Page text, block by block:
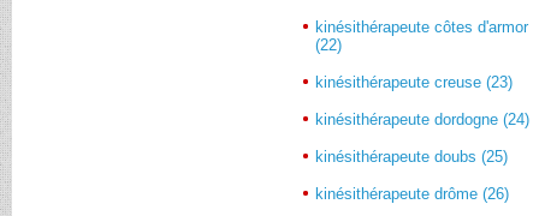
kinésithérapeute côtes d'armor
(22)
kinésithérapeute creuse (23)
kinésithérapeute dordogne (24)
kinésithérapeute doubs (25)
kinésithérapeute drôme (26)